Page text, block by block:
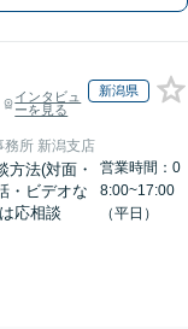
インタビュ
ーを見る
新潟県
務所 新潟支店
方法(対面・
・ビデオな
応相談
営業時間：0
8:00~17:00
（平日）